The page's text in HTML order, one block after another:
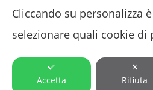
00042 Lavinio-Anzio (ROMA)
Cliccando su personalizza
selezionare quali cookie di
Accetta Rifiuta